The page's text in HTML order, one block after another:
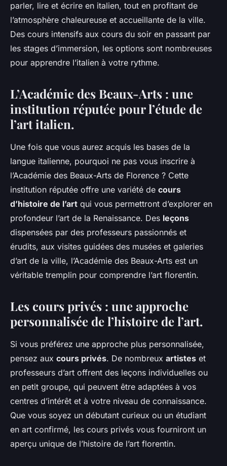
parler, lire et écrire en italien, tout en profitant de
l’atmosphère chaleureuse et accueillante de la ville.
Des cours intensifs aux cours du soir en passant par
les stages d’immersion, les options sont nombreuses
pour apprendre l’italien à votre rythme.
L’Académie des Beaux-Arts : une
institution réputée pour l’étude de
l’art italien.
Une fois que vous aurez acquis les bases de la
langue italienne, pourquoi ne pas vous inscrire à
l’Académie des Beaux-Arts de Florence ? Cette
institution réputée offre une variété de cours
d’histoire de l’art qui vous permettront d’explorer en
profondeur l’art de la Renaissance. Des leçons
dispensées par des professeurs passionnés et
érudits, aux visites guidées des musées et galeries
d’art de la ville, l’Académie des Beaux-Arts est un
véritable tremplin pour comprendre l’art florentin.
Les cours privés : une approche
personnalisée de l’histoire de l’art.
Si vous préférez une approche plus personnalisée,
pensez aux cours privés. De nombreux artistes et
professeurs d’art offrent des leçons individuelles ou
en petit groupe, qui peuvent être adaptées à vos
centres d’intérêt et à votre niveau de connaissance.
Que vous soyez un débutant curieux ou un étudiant
en art confirmé, les cours privés vous fourniront un
aperçu unique de l’histoire de l’art florentin.